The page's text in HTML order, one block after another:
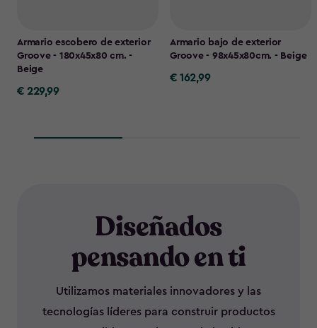
Armario escobero de exterior
Groove - 180x45x80 cm. -
Beige
€
€ 229,99
Armario bajo de exterior
Groove - 98x45x80cm. - Beige
€
€ 162,99
Diseñados
pensando en ti
Utilizamos materiales innovadores y las
tecnologías líderes para construir productos